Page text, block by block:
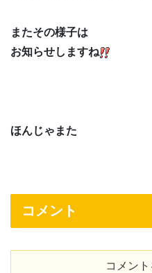
またその様子は
お知らせしますね
ほんじゃまた
コメント
コメン